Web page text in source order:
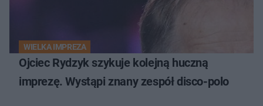
WIELKA IMPREZA
Ojciec Rydzyk szykuje kolejną huczną
imprezę. Wystąpi znany zespół disco-polo